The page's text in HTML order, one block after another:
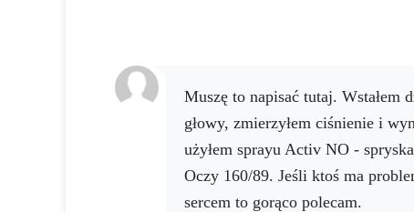
Muszę to napisać tutaj. Wstałem dziś rano z zawrotami
głowy, zmierzyłem ciśnienie i
użyłem sprayu Activ NO -
Oczy 160/89. Jeśli ktoś ma
sercem to gorąco polecam.